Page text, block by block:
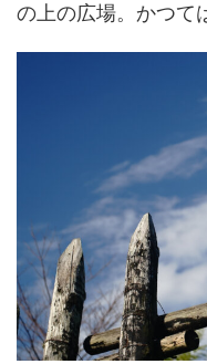
の上の広場。かつて